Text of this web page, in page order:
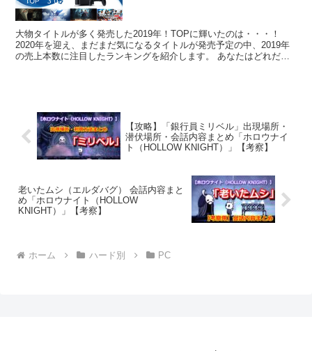
大物タイトルが多く発売した2019年！TOPに輝いたのは・・・！
2020年を迎え、まだまだ気になるタイトルが発売予定の中、2019年
の売上本数に注目したランキングを紹介します。 あなたはどれだけ
【攻略】「銀行員ミリベル」出現場所・
潜伏場所・会話内容まとめ「ホロウナイ
ト（HOLLOW KNIGHT）」【考察】
老いたムシ（エルダバグ） 会話内容まと
め「ホロウナイト（HOLLOW
KNIGHT）」【考察】
ホーム ハード別 PC